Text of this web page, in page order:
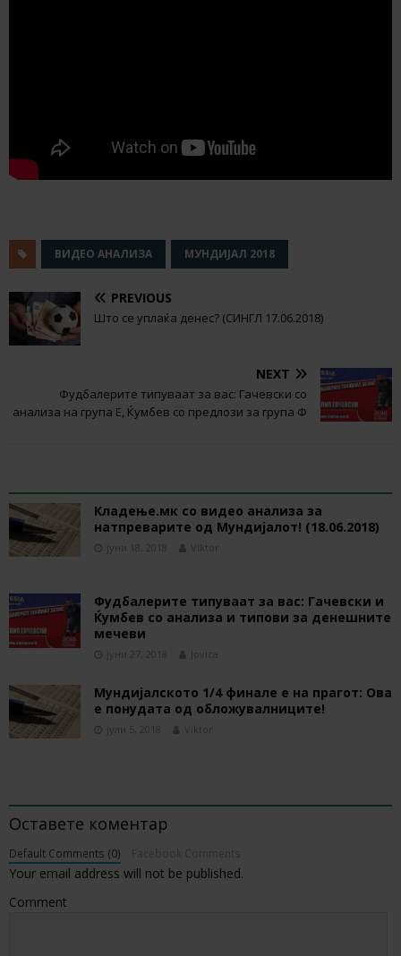
ВИДЕО АНАЛИЗА МУНДИЈАЛ 2018
PREVIOUS
Што се уплаќа денес? (СИНГЛ 17.06.2018)
NEXT
Фудбалерите типуваат за вас: Гачевски со
анализа на група Е, Ќумбев со предлози за група Ф
Кладење.мк со видео анализа за
натпреварите од Мундијалот! (18.06.2018)
јуни 18, 2018 Viktor
Фудбалерите типуваат за вас: Гачевски и
Ќумбев со анализа и типови за денешните
мечеви
јуни 27, 2018 Jovica
Мундијалското 1/4 финале е на прагот: Ова
е понудата од обложувалниците!
јули 5, 2018 Viktor
Оставете коментар
Default Comments (0)
Your email address will not be published.
Comment